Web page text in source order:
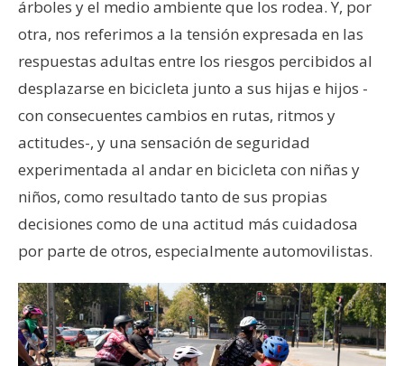
árboles y el medio ambiente que los rodea. Y, por
otra, nos referimos a la tensión expresada en las
respuestas adultas entre los riesgos percibidos al
desplazarse en bicicleta junto a sus hijas e hijos -
con consecuentes cambios en rutas, ritmos y
actitudes-, y una sensación de seguridad
experimentada al andar en bicicleta con niñas y
niños, como resultado tanto de sus propias
decisiones como de una actitud más cuidadosa
por parte de otros, especialmente automovilistas.